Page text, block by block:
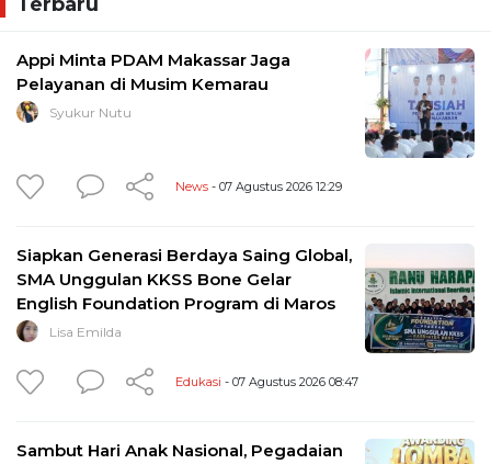
Appi Minta PDAM Makassar Jaga
Pelayanan di Musim Kemarau
Syukur Nutu
News - 07 Agustus 2026 12:29
Siapkan Generasi Berdaya Saing Global,
SMA Unggulan KKSS Bone Gelar
English Foundation Program di Maros
Lisa Emilda
Edukasi - 07 Agustus 2026 08:47
Sambut Hari Anak Nasional, Pegadaian